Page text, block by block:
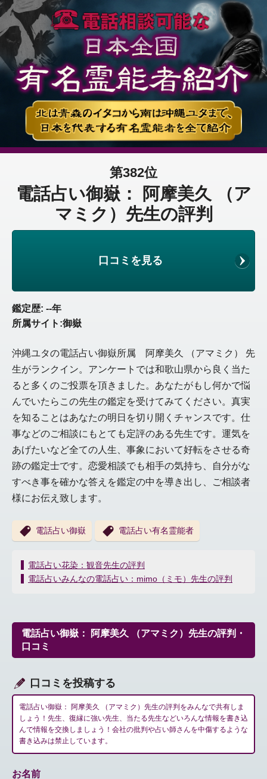
第382位
電話占い御嶽： 阿摩美久 （ア
マミク）先生の評判
口コミを見る
鑑定歴: --年
所属サイト:御嶽
沖縄ユタの電話占い御嶽所属 阿摩美久 （アマミク） 先
生がランクイン。アンケートでは和歌山県から良く当た
ると多くのご投票を頂きました。あなたがもし何かで悩
んでいたらこの先生の鑑定を受けてみてください。真実
を知ることはあなたの明日を切り開くチャンスです。仕
事などのご相談にもとても定評のある先生です。運気を
あげたいなど全ての人生、事象において好転をさせる奇
跡の鑑定士です。恋愛相談でも相手の気持ち、自分がな
すべき事を確かな答えを鑑定の中を導き出し、ご相談者
様にお伝え致します。
電話占い御嶽 電話占い有名霊能者
投
稿
ー
シ
ョ
電話占い花染：観音先生の評判
電話占いみんなの電話占い：mimo（ミモ）先生の評判
電話占い御嶽： 阿摩美久 （アマミク）先生の評判・
口コミ
口コミを投稿する
電話占い御嶽： 阿摩美久 （アマミク）先生の評判をみんなで共有しま
しょう！先生、復縁に強い先生、当たる先生などいろんな情報を書き込
んで情報を交換しましょう！会社の批判や占い師さんを中傷するような
書き込みは禁止しています。
お名前